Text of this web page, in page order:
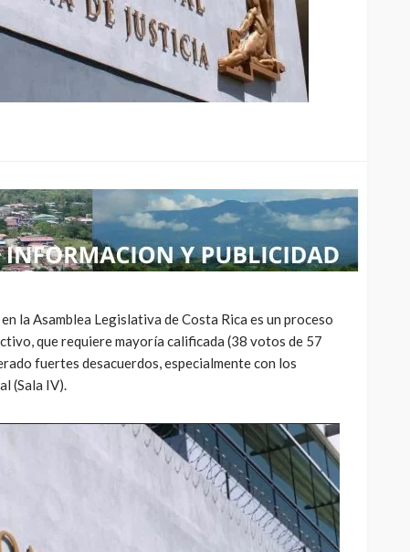
la Asamblea Legislativa de Costa Rica es un proceso
que requiere mayoría calificada (38 votos de 57
fuertes desacuerdos, especialmente con los
(Sala IV).
4 info@cotobrus.net 1 hora ago